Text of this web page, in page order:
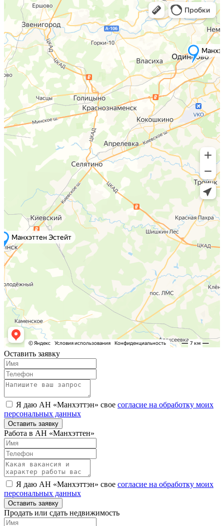
Оставить заявку
Я даю АН «Манхэттэн» свое согласие на обработку моих
персональных данных
Оставить заявку
Работа в АН «Манхэттен»
Я даю АН «Манхэттэн» свое согласие на обработку моих
персональных данных
Оставить заявку
Продать или сдать недвижимость